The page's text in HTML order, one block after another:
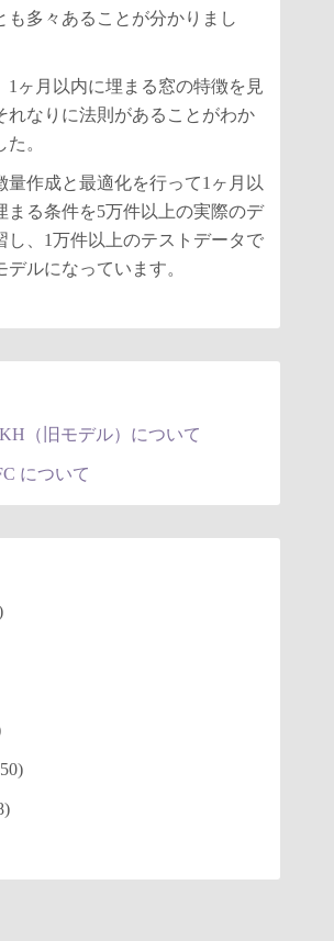
も多々あることが分かりまし
1ヶ月以内に埋まる窓の特徴を見
れなりに法則があることがわか
。
量作成と最適化を行って1ヶ月以
まる条件を5万件以上の実際のデ
し、1万件以上のテストデータで
デルになっています。
（旧モデル）について
について